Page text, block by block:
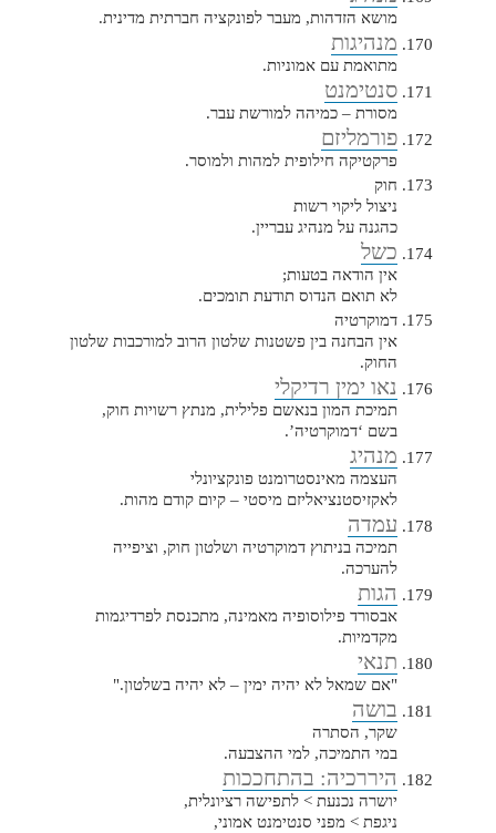
מושא הזדהות, מעבר לפונקציה חברתית מדינית.
מנהיגות
מתואמת עם אמוניות.
סנטימנט
מסורת – כמיהה למורשת עבר.
פורמליזם
פרקטיקה חילופית למהות ולמוסר.
חוק
ניצול ליקוי רשות
כהגנה על מנהיג עבריין.
כשל
אין הודאה בטעות;
לא תואם הנדוס תודעת תומכים.
דמוקרטיה
אין הבחנה בין פשטנות שלטון הרוב למורכבות שלטון
החוק.
נאו ימין רדיקלי
תמיכת המון בנאשם פלילית, מנתץ רשויות חוק,
בשם ‘דמוקרטיה’.
מנהיג
העצמה מאינסטרומנט פונקציונלי
לאקזיסטנציאליזם מיסטי – קיום קודם מהות.
עמדה
תמיכה בניתוץ דמוקרטיה ושלטון חוק, וציפייה
להערכה.
הגות
אבסורד פילוסופיה מאמינה, מתכנסת לפרדיגמות
מקדמיות.
תנאי
"אם שמאל לא יהיה ימין – לא יהיה בשלטון."
בושה
שקר, הסתרה
במי התמיכה, למי ההצבעה.
היררכיה: בהתחככות
יושרה נכנעת > לתפישה רציונלית,
ניגפת > מפני סנטימנט אמוני,